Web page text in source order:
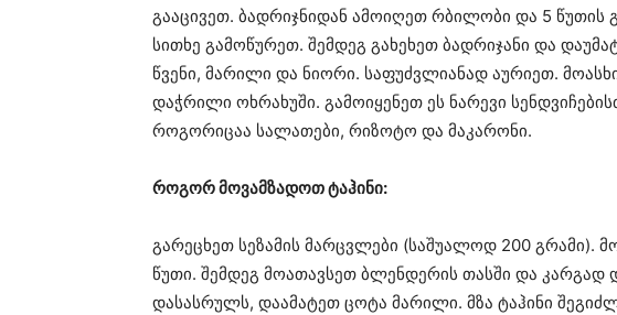
გააცივეთ. ბადრიჯნიდან ამოიღეთ რბილობი და 5 წუთის
სითხე გამოწურეთ. შემდეგ გახეხეთ ბადრიჯანი და
წვენი, მარილი და ნიორი. საფუძვლიანად აურიეთ.
დაჭრილი ოხრახუში. გამოიყენეთ ეს ნარევი
როგორიცაა სალათები, რიზოტო და მაკარონი.
როგორ მოვამზადოთ ტაჰინი:
გარეცხეთ სეზამის მარცვლები (საშუალოდ 200 გრამი).
წუთი. შემდეგ მოათავსეთ ბლენდერის თასში და კარგად
დასასრულს, დაამატეთ ცოტა მარილი. მზა ტაჰინი